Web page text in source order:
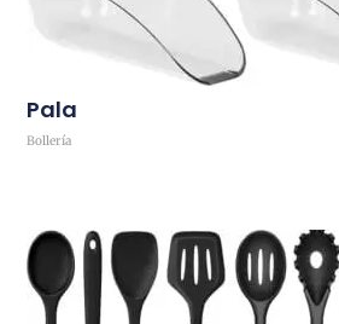
Pala
Bollería